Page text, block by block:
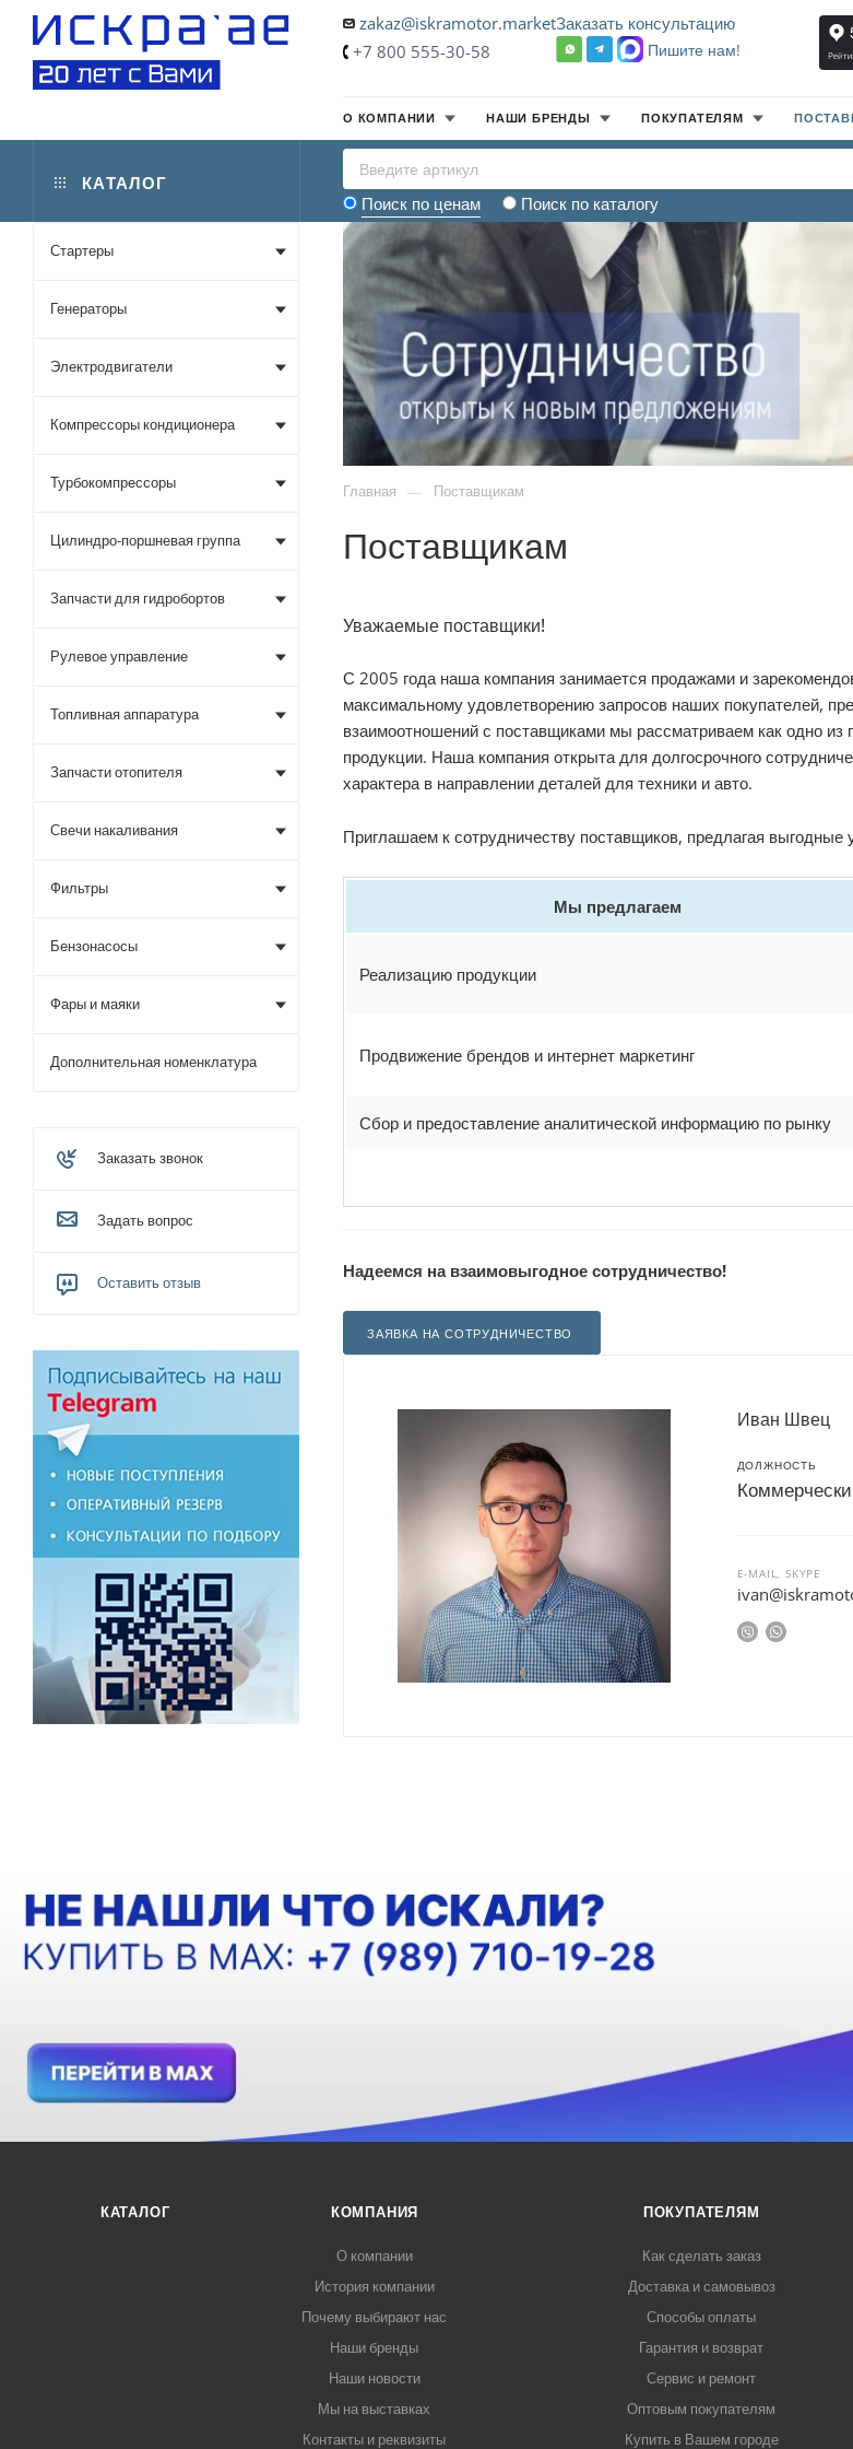
zakaz@iskramotor.market
+7 800 555-30-58
Заказать консультацию
Пишите нам!
О КОМПАНИИ НАШИ БРЕНДЫ ПОКУПАТЕЛЯМ
КАТАЛОГ
Поиск по ценам Поиск по каталогу
Главная — Поставщикам
Поставщикам
Уважаемые поставщики!
С 2005 года наша компания занимается продажами и
максимальному удовлетворению запросов наших покупателей,
взаимоотношений с поставщиками мы рассматриваем как одно
продукции. Наша компания открыта для долгосрочного
характера в направлении деталей для техники и авто.
Приглашаем к сотрудничеству поставщиков, предлагая выгодные
Мы предлагаем
Реализацию продукции
Продвижение брендов и интернет маркетинг
Сбор и предоставление аналитической информацию по рынку
Надеемся на взаимовыгодное сотрудничество!
ЗАЯВКА НА СОТРУДНИЧЕСТВО
Иван Швец
ДОЛЖНОСТЬ
E-MAIL, SKYPE
Стартеры
Генераторы
Электродвигатели
Компрессоры кондиционера
Турбокомпрессоры
Цилиндро-поршневая группа
Запчасти для гидробортов
Рулевое управление
Топливная аппаратура
Запчасти отопителя
Свечи накаливания
Фильтры
Бензонасосы
Фары и маяки
Дополнительная номенклатура
Заказать звонок
Задать вопрос
Оставить отзыв
КАТАЛОГ КОМПАНИЯ
О компании
История компании
Почему выбирают нас
Наши бренды
Наши новости
Мы на выставках
Контакты и реквизиты
ПОКУПАТЕЛЯМ
Как сделать заказ
Доставка и самовывоз
Способы оплаты
Гарантия и возврат
Сервис и ремонт
Оптовым покупателям
Купить в Вашем городе